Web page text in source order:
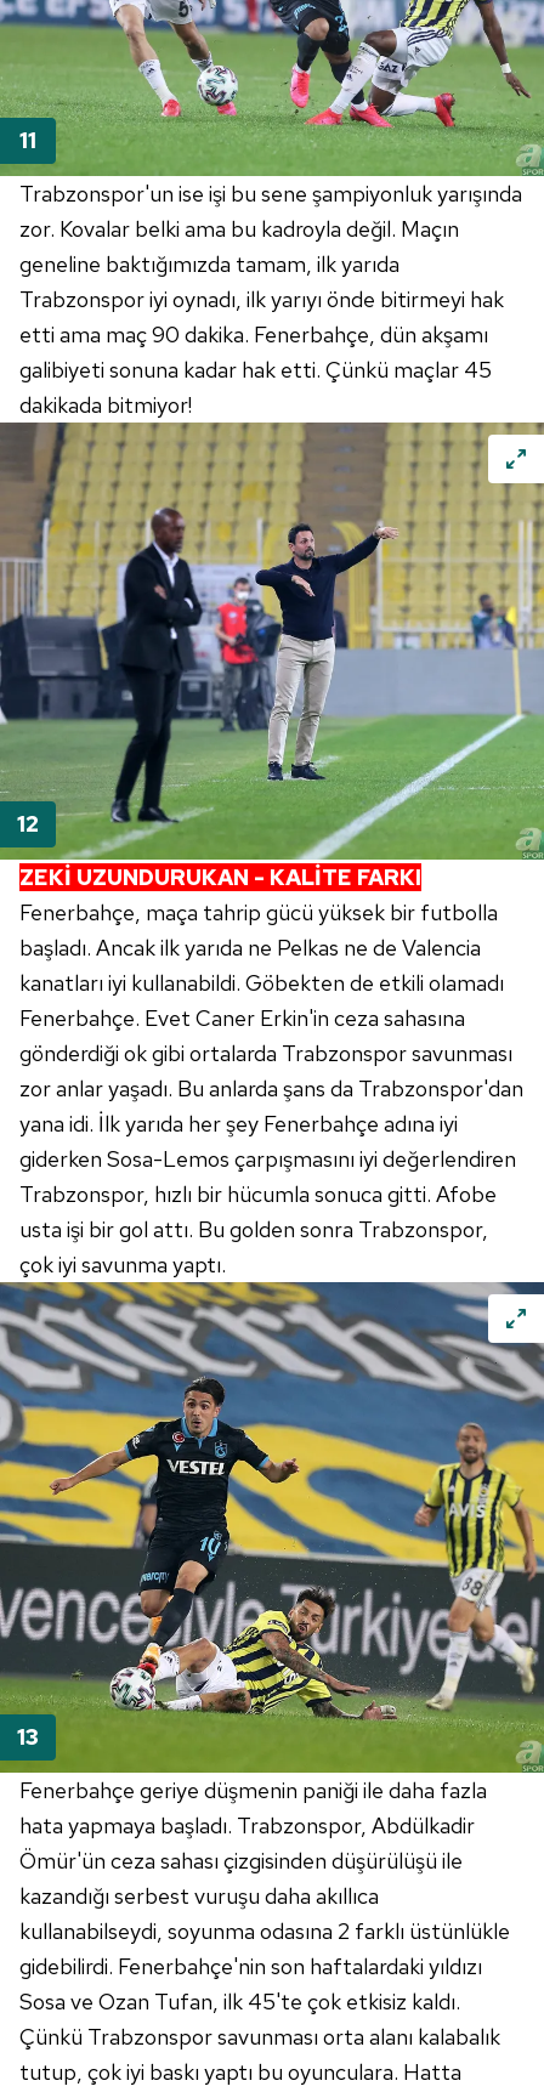
verileriniz işlenmekte olup gerekli olan çerezler bilgi
toplumu hizmetlerinin sunulması amacıyla
kullanılmaktadır. Diğer çerezler, sitemizin daha işlevsel
kılınması ve kişiselleştirilmesi ve sizlere yönelik
reklam/pazarlama faaliyetlerinin yapılması, amaçlarıyla
sınırlı olarak açık rızanız dahilinde kullanılacaktır.
Çerezlere ilişkin tercihlerinizi aşağıda yer alan panel
vasıtasıyla belirleyebilirsiniz. Çerezlere ilişkin detaylı bilgi
Metnimiziziyaret edebilirsiniz.
6698 sayılı Kişisel Verilerin Korunması Kanunu uyarınca
hazırlanmış Aydınlatma Metnimizi okumak ve sitemizde
ilgili mevzuata uygun olarak kullanılan çerezlerle ilgili bilgi
almak için lütfen
tıklayınız
Trabzonspor'un ise işi bu sene şampiyonluk yarışında
zor. Kovalar belki ama bu kadroyla değil. Maçın
geneline baktığımızda tamam, ilk yarıda
Trabzonspor iyi oynadı, ilk yarıyı önde bitirmeyi hak
etti ama maç 90 dakika. Fenerbahçe, dün akşamı
galibiyeti sonuna kadar hak etti. Çünkü maçlar 45
dakikada bitmiyor!
ZEKİ UZUNDURUKAN - KALİTE FARKI
Fenerbahçe, maça tahrip gücü yüksek bir futbolla
başladı. Ancak ilk yarıda ne Pelkas ne de Valencia
kanatları iyi kullanabildi. Göbekten de etkili olamadı
Fenerbahçe. Evet Caner Erkin'in ceza sahasına
gönderdiği ok gibi ortalarda Trabzonspor savunması
zor anlar yaşadı. Bu anlarda şans da Trabzonspor'dan
yana idi. İlk yarıda her şey Fenerbahçe adına iyi
giderken Sosa-Lemos çarpışmasını iyi değerlendiren
Trabzonspor, hızlı bir hücumla sonuca gitti. Afobe
usta işi bir gol attı. Bu golden sonra Trabzonspor,
çok iyi savunma yaptı.
Fenerbahçe geriye düşmenin paniği ile daha fazla
hata yapmaya başladı. Trabzonspor, Abdülkadir
Ömür'ün ceza sahası çizgisinden düşürülüşü ile
kazandığı serbest vuruşu daha akıllıca
kullanabilseydi, soyunma odasına 2 farklı üstünlükle
gidebilirdi. Fenerbahçe'nin son haftalardaki yıldızı
Sosa ve Ozan Tufan, ilk 45'te çok etkisiz kaldı.
Çünkü Trabzonspor savunması orta alanı kalabalık
tutup, çok iyi baskı yaptı bu oyunculara. Hatta